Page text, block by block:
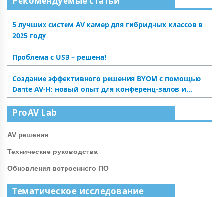
5 лучших систем AV камер для гибридных классов в
2025 году
Проблема с USB – решена!
Создание эффективного решения BYOM с помощью
Dante AV-H: новый опыт для конференц-залов и
аудиторий
ProAV Lab
AV решения
Технические руководства
Обновления встроенного ПО
Тематическое исследование